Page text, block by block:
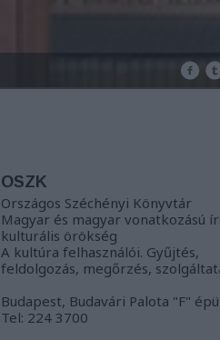
OSZK
Országos Széchényi Könyvtár
Magyar és magyar vonatkozású
kulturális örökség
A kultúra felhasználói. Gyűjtés,
feldolgozás, megőrzés,
Budapest, Budavári Palota "F"
Tel: 224 3700